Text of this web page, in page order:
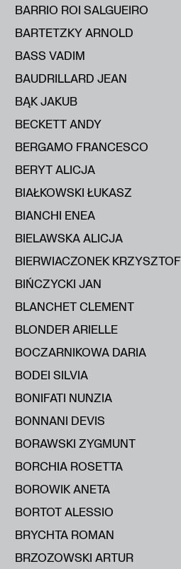
BARRIO ROI SALGUEIRO
BARTETZKY ARNOLD
BASS VADIM
BAUDRILLARD JEAN
BĄK JAKUB
BECKETT ANDY
BERGAMO FRANCESCO
BERYT ALICJA
BIAŁKOWSKI ŁUKASZ
BIANCHI ENEA
BIELAWSKA ALICJA
BIERWIACZONEK KRZYSZTOF
BIŃCZYCKI JAN
BLANCHET CLEMENT
BLONDER ARIELLE
BOCZARNIKOWA DARIA
BODEI SILVIA
BONIFATI NUNZIA
BONNANI DEVIS
BORAWSKI ZYGMUNT
BORCHIA ROSETTA
BOROWIK ANETA
BORTOT ALESSIO
BRYCHTA ROMAN
BRZOZOWSKI ARTUR